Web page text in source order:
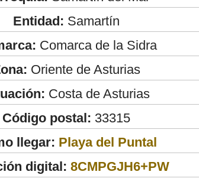
Entidad: Samartín
Comarca de la Sidra
Oriente de Asturias
Costa de Asturias
Código postal: 33315
llegar: Playa del Puntal
digital: 8CMPGJH6+PW